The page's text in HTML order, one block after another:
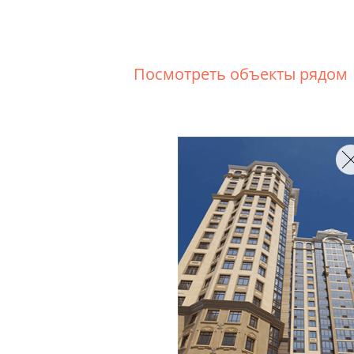
Посмотреть объекты рядом